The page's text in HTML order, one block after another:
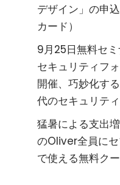
デザイン」の申
カード）
9月25日無料セミ
セキュリティフ
開催、巧妙化す
代のセキュリテ
猛暑による支出
のOliver全員に
で使える無料ク